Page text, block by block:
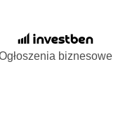
biznesowe